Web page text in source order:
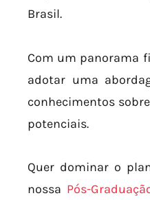
Brasil.
Com um panorama
adotar uma
conhecimentos
potenciais.
Quer dominar o
nossa Pós-